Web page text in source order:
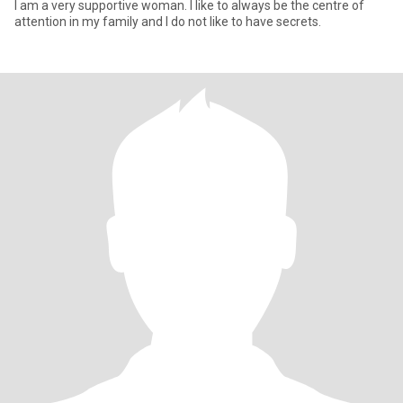
I am a very supportive woman. I like to always be the centre of
attention in my family and I do not like to have secrets.